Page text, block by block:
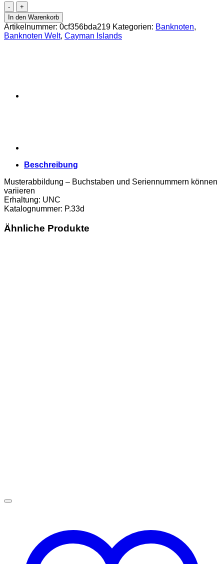
Cayman
Islands
-
1
Dollar
In den Warenkorb
Artikelnummer: 0cf356bda219 Kategorien: Banknoten,
Banknoten Welt, Cayman Islands
Beschreibung
Musterabbildung – Buchstaben und Seriennummern können
variieren
Erhaltung: UNC
Katalognummer: P.33d
Ähnliche Produkte